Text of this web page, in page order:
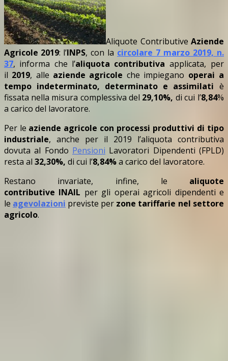
Aliquote Contributive Aziende
Agricole 2019: l’INPS, con la circolare 7 marzo 2019, n.
37, informa che l’aliquota contributiva applicata, per
il 2019, alle aziende agricole che impiegano operai a
tempo indeterminato, determinato e assimilati è
fissata nella misura complessiva del 29,10%, di cui l’8,84%
a carico del lavoratore.
Per le aziende agricole con processi produttivi di tipo
industriale, anche per il 2019 l’aliquota contributiva
dovuta al Fondo Pensioni Lavoratori Dipendenti (FPLD)
resta al 32,30%, di cui l’8,84%a carico del lavoratore.
Restano invariate, infine, le aliquote
contributive INAIL per gli operai agricoli dipendenti e
le agevolazioni previste per zone tariffarie nel settore
agricolo.